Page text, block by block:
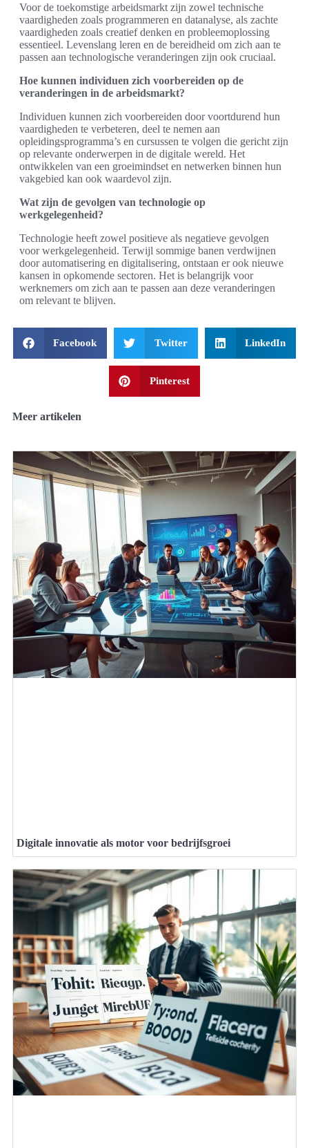
Voor de toekomstige arbeidsmarkt zijn zowel technische
vaardigheden zoals programmeren en datanalyse, als zachte
vaardigheden zoals creatief denken en probleemoplossing
essentieel. Levenslang leren en de bereidheid om zich aan te
passen aan technologische veranderingen zijn ook cruciaal.
Hoe kunnen individuen zich voorbereiden op de
veranderingen in de arbeidsmarkt?
Individuen kunnen zich voorbereiden door voortdurend hun
vaardigheden te verbeteren, deel te nemen aan
opleidingsprogramma’s en cursussen te volgen die gericht zijn
op relevante onderwerpen in de digitale wereld. Het
ontwikkelen van een groeimindset en netwerken binnen hun
vakgebied kan ook waardevol zijn.
Wat zijn de gevolgen van technologie op
werkgelegenheid?
Technologie heeft zowel positieve als negatieve gevolgen
voor werkgelegenheid. Terwijl sommige banen verdwijnen
door automatisering en digitalisering, ontstaan er ook nieuwe
kansen in opkomende sectoren. Het is belangrijk voor
werknemers om zich aan te passen aan deze veranderingen
om relevant te blijven.
Facebook Twitter LinkedIn
Pinterest
Meer artikelen
Digitale innovatie als motor voor bedrijfsgroei